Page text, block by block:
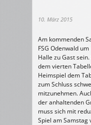
10. März 2015
Am kommenden
FSG Odenwald
Halle zu Gast
dem vierten
Heimspiel dem
zum Schluss
mitzunehmen.
der anhaltenden
muss sich mit
Spiel am Samstag